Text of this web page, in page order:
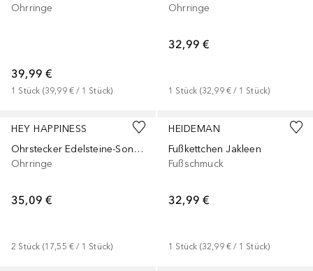
Ohrringe
39,99 €
1 Stück (39,99 € / 1 Stück)
Ohrringe
32,99 €
1 Stück (32,99 € / 1 Stück)
HEY HAPPINESS
Ohrstecker Edelsteine-Sonne, aus 925er Silber
Ohrringe
35,09 €
2 Stück (17,55 € / 1 Stück)
HEIDEMAN
Fußkettchen Jakleen
Fußschmuck
32,99 €
1 Stück (32,99 € / 1 Stück)